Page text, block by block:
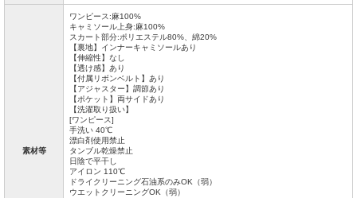
素材等
ワンピース:麻100%
キャミソール上身:麻100%
スカート部分:ポリエステル80%、綿20%
【裏地】インナーキャミソールあり
【伸縮性】なし
【透け感】あり
【付属リボンベルト】あり
【アジャスター】調節あり
【ポケット】両サイドあり
【洗濯取り扱い】
[ワンピース]
手洗い 40℃
漂白剤使用禁止
タンブル乾燥禁止
日陰で平干し
アイロン 110℃
ドライクリーニング石油系のみOK（弱）
ウエットクリーニングOK（弱）